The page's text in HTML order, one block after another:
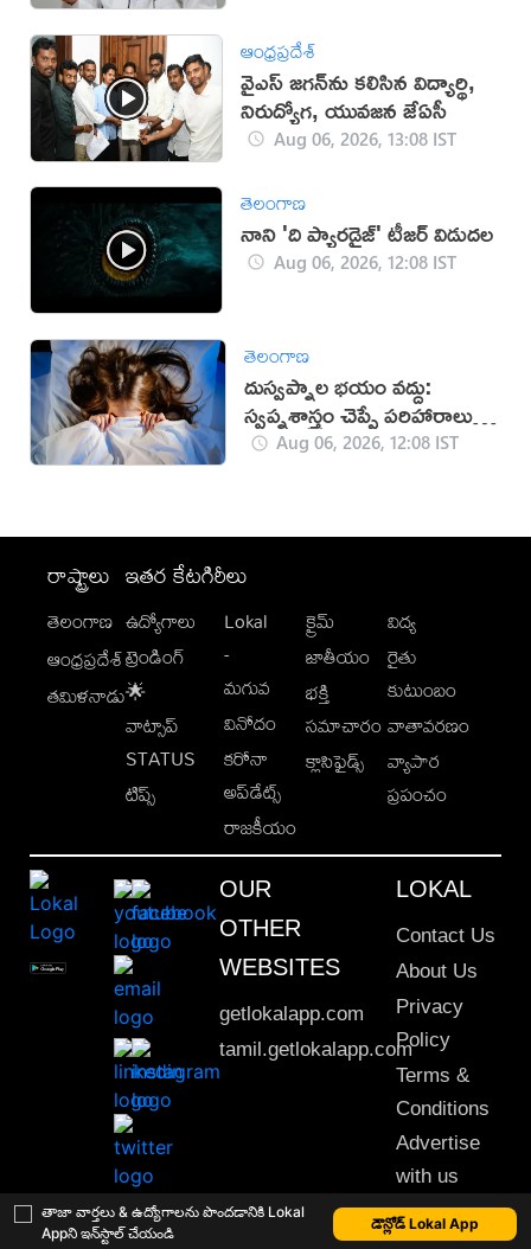
తాజా వార్తలు & ఉద్యోగాలను పొందడానికి Lokal
Appని ఇన్‌స్టాల్ చేయండి
డౌన్లోడ్ Lokal App
ఆంధ్రప్రదేశ్
వైఎస్‌ జగన్‌ను కలిసిన విద్యార్థి,
నిరుద్యోగ, యువజన జేఏసీ
Aug 06, 2026, 13:08 IST
తెలంగాణ
నాని 'ది ప్యారడైజ్' టీజర్ విడుదల
Aug 06, 2026, 12:08 IST
తెలంగాణ
దుస్వప్నాల భయం వద్దు:
స్వప్నశాస్త్రం చెప్పే పరిహారాలు
ఇవే!Aug 06, 2026, 12:08 IST
రాష్ట్రాలు
తెలంగాణ
ఆంధ్రప్రదేశ్
తమిళనాడు
ఇతర కేటగిరీలు
ఉద్యోగాలు
ట్రెండింగ్
🌟
వాట్సాప్
STATUS
టిప్స్
Lokal
-
మగువ
వినోదం
కరోనా
అప్‌డేట్స్
రాజకీయం
క్రైమ్
జాతీయం
భక్తి
సమాచారం
క్లాసిఫైడ్స్
విద్య
రైతు
కుటుంబం
వాతావరణం
వ్యాపార
ప్రపంచం
OUR
OTHER
WEBSITES
getlokalapp.com
tamil.getlokalapp.com
LOKAL
Contact Us
About Us
Privacy
Policy
Terms &
Conditions
Advertise
with us
Sitemap
This material may not be published, transmitted, rewritten or redistributed. © 2020 Lokal App. All rights reserved.